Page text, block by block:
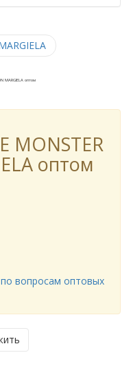
MONSTER
оптом
вопросам оптовых